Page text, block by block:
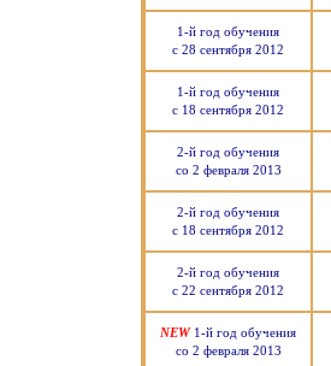
1-й год обучения
с 28 сентября 2012
1-й год обучения
с 18 сентября 2012
2-й год обучения
со 2 февраля 2013
2-й год обучения
с 18 сентября 2012
2-й год обучения
с 22 сентября 2012
NEW1-й год обучения
со 2 февраля 2013